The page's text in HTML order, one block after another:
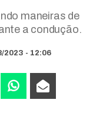
maneiras de
a condução.
2023 - 12:06